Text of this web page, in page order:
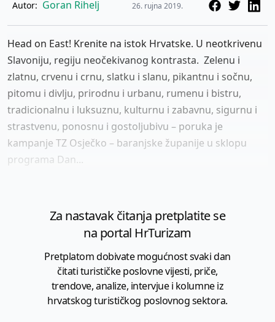
Autor: Goran Rihelj 26. rujna 2019.
Head on East! Krenite na istok Hrvatske. U neotkrivenu
Slavoniju, regiju neočekivanog kontrasta. Zelenu i
zlatnu, crvenu i crnu, slatku i slanu, pikantnu i sočnu,
pitomu i divlju, prirodnu i urbanu, rumenu i bistru,
tradicionalnu i luksuznu, kulturnu i zabavnu, sigurnu i
strastvenu, ponosnu i gostoljubivu – poruka je
kampanje TZ Osječko – baranjske županije u sklopu
programa Dan...
Za nastavak čitanja pretplatite se
na portal HrTurizam
Pretplatom dobivate mogućnost svaki dan
čitati turističke poslovne vijesti, priče,
trendove, analize, intervjue i kolumne iz
hrvatskog turističkog poslovnog sektora.